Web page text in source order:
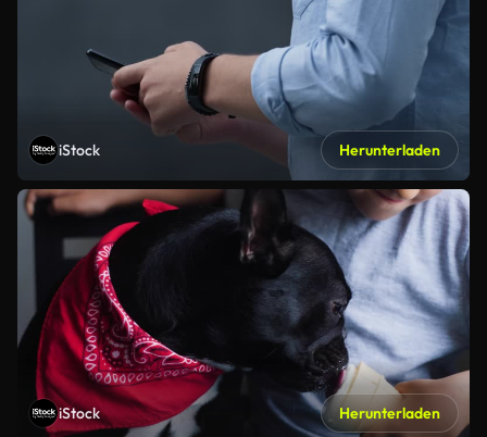
iStock Herunterladen
iStock Herunterladen